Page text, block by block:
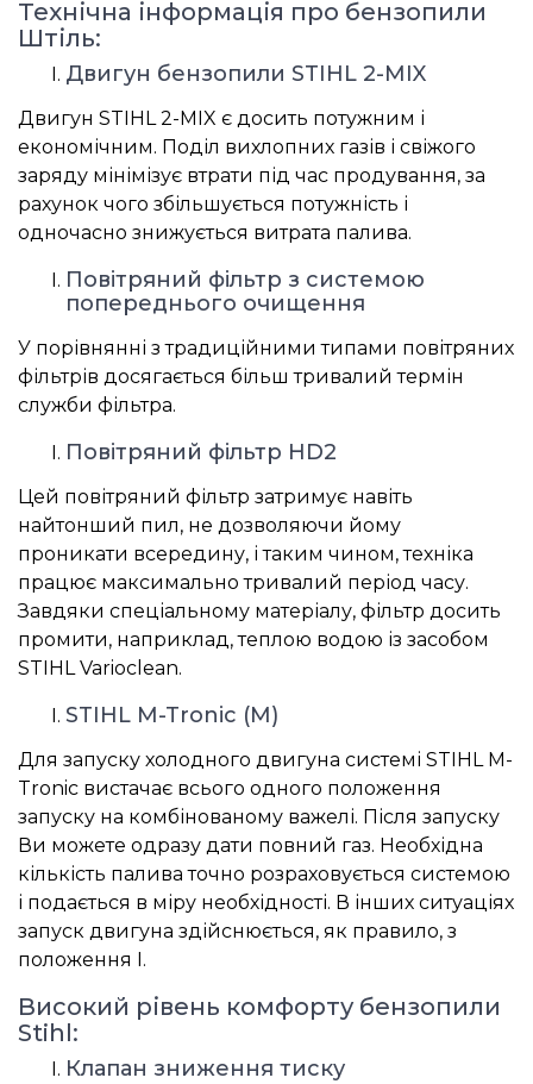
Технічна інформація про бензопили
Штіль:
Двигун бензопили STIHL 2-MIX
Двигун STIHL 2-MIX є досить потужним і
економічним. Поділ вихлопних газів і свіжого
заряду мінімізує втрати під час продування, за
рахунок чого збільшується потужність і
одночасно знижується витрата палива.
Повітряний фільтр з системою
попереднього очищення
У порівнянні з традиційними типами повітряних
фільтрів досягається більш тривалий термін
служби фільтра.
Повітряний фільтр HD2
Цей повітряний фільтр затримує навіть
найтонший пил, не дозволяючи йому
проникати всередину, і таким чином, техніка
працює максимально тривалий період часу.
Завдяки спеціальному матеріалу, фільтр досить
промити, наприклад, теплою водою із засобом
STIHL Varioclean.
STIHL M-Tronic (M)
Для запуску холодного двигуна системі STIHL M-
Tronic вистачає всього одного положення
запуску на комбінованому важелі. Після запуску
Ви можете одразу дати повний газ. Необхідна
кількість палива точно розраховується системою
і подається в міру необхідності. В інших ситуаціях
запуск двигуна здійснюється, як правило, з
положення І.
Високий рівень комфорту бензопили
Stihl:
Клапан зниження тиску